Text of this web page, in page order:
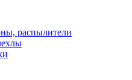
распылители